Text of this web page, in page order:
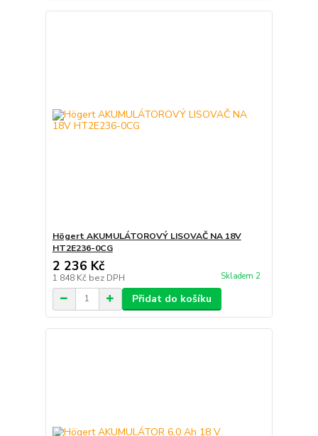
Högert AKUMULÁTOROVÝ LISOVAČ NA 18V
HT2E236-0CG
2 236 Kč
1 848 Kč bez DPH Skladem 2
Přidat do košíku